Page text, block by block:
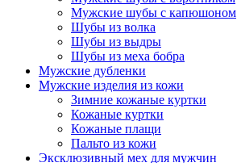
Мужские шубы с капюшоном
Шубы из волка
Шубы из выдры
Шубы из меха бобра
Мужские дубленки
Мужские изделия из кожи
Зимние кожаные куртки
Кожаные куртки
Кожаные плащи
Пальто из кожи
Эксклюзивный мех для мужчин